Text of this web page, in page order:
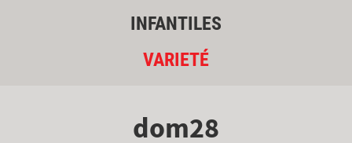
INFANTILES
VARIETÉ
dom28